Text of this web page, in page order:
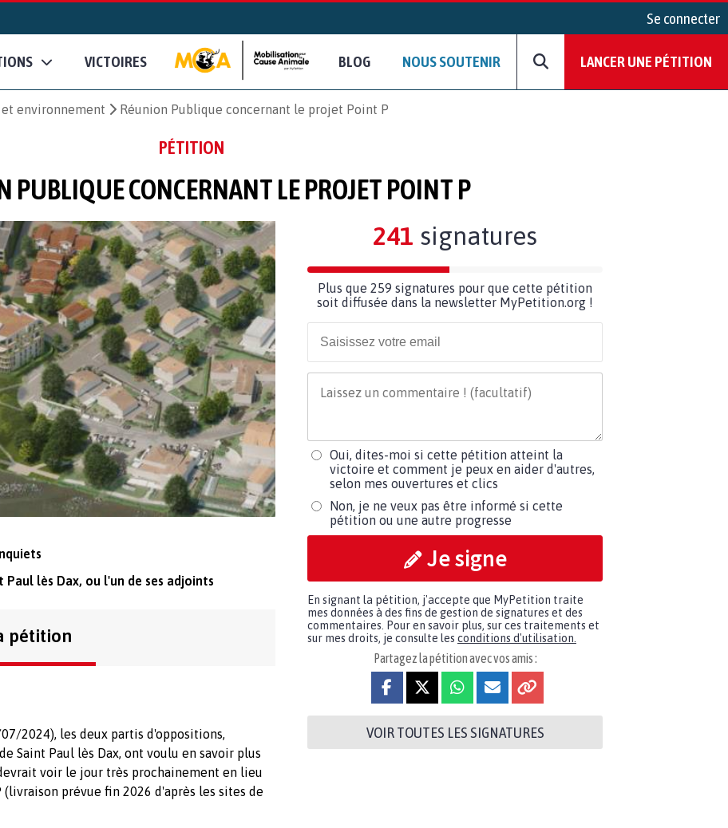
Se connecter
VICTOIRES BLOG NOUS SOUTENIR LANCER UNE PÉTITION
environnement Réunion Publique concernant le projet Point P
PÉTITION
PUBLIQUE CONCERNANT LE PROJET POINT P
Paul lès Dax, ou l'un de ses adjoints
pétition
2024), les deux partis d'oppositions,
Saint Paul lès Dax, ont voulu en savoir plus
voir le jour très prochainement en lieu
prévue fin 2026 d'après les sites de
241 signatures
Plus que 259 signatures pour que cette pétition
soit diffusée dans la newsletter MyPetition.org !
Oui, dites-moi si cette pétition atteint la
victoire et comment je peux en aider d'autres,
selon mes ouvertures et clics
Non, je ne veux pas être informé si cette
pétition ou une autre progresse
Je signe
En signant la pétition, j'accepte que MyPetition traite
mes données à des fins de gestion de signatures et des
commentaires. Pour en savoir plus, sur ces traitements et
sur mes droits, je consulte les conditions d'utilisation.
Partagez la pétition avec vos amis :
VOIR TOUTES LES SIGNATURES